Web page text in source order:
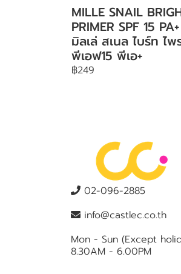
MILLE SNAIL
PRIMER SPF 15
มิลเล่ สเนล ไบร์ท ไพ
พีเอฟ15 พีเอ+
฿249
02-096-2885
info@castlec.co.th
Mon - Sun (Except
8.30AM - 6.00PM